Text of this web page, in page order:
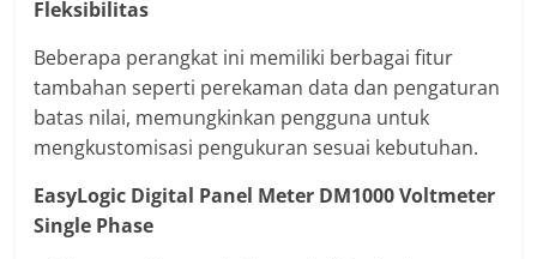
Fleksibilitas
Beberapa perangkat ini memiliki berbagai fitur
tambahan seperti perekaman data dan pengaturan
batas nilai, memungkinkan pengguna untuk
mengkustomisasi pengukuran sesuai kebutuhan.
EasyLogic Digital Panel Meter DM1000 Voltmeter
Single Phase